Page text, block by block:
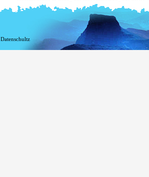
Ihr Top-Level-Domain-Name.
das Datum und die Uhrzeit des Besuchs auf der
der aufgerufenen Seiten
Datenschultz